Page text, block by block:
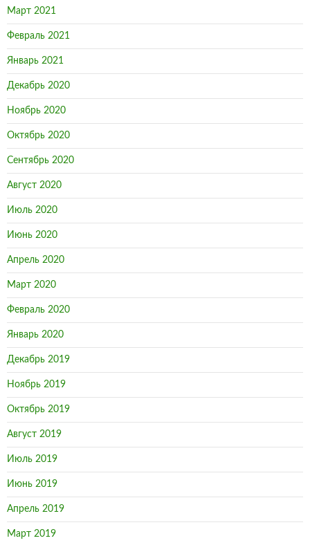
Март 2021
Февраль 2021
Январь 2021
Декабрь 2020
Ноябрь 2020
Октябрь 2020
Сентябрь 2020
Август 2020
Июль 2020
Июнь 2020
Апрель 2020
Март 2020
Февраль 2020
Январь 2020
Декабрь 2019
Ноябрь 2019
Октябрь 2019
Август 2019
Июль 2019
Июнь 2019
Апрель 2019
Март 2019